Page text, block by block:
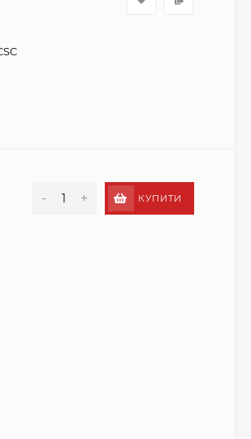
- + КУПИТИ